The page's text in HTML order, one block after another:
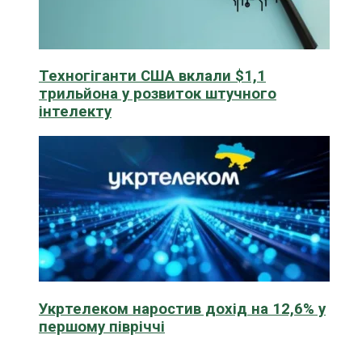
Техногіганти США вклали $1,1
трильйона у розвиток штучного
інтелекту
Укртелеком наростив дохід на 12,6% у
першому півріччі